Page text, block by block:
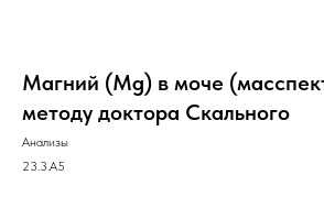
Магний (Mg) в моче
методу доктора Скального
Анализы
23.3.A5